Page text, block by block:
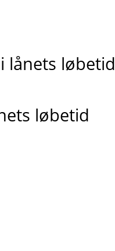
lånets løbetid
løbetid